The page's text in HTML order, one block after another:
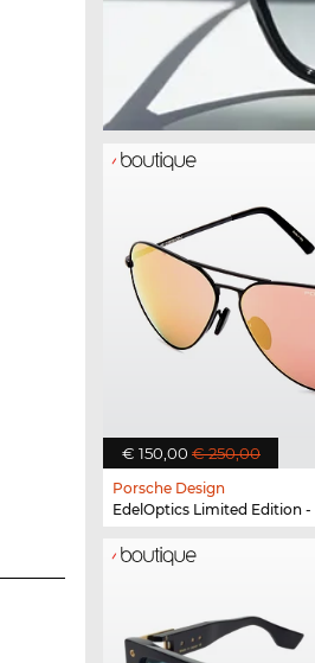
€ 150,00 € 250,00
Porsche Design
EdelOptics Limited Edition -